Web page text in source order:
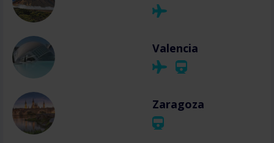
Valencia
Zaragoza